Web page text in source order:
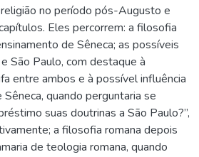
no período pós-Augusto e
Eles percorrem: a filosofia
de Sêneca; as possíveis
São Paulo, com destaque à
entre ambos e à possível influência
quando perguntaria se
suas doutrinas a São Paulo?”,
a filosofia romana depois
de teologia romana, quando